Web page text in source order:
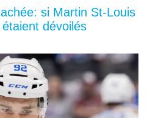
si Martin St-Louis
dévoilés